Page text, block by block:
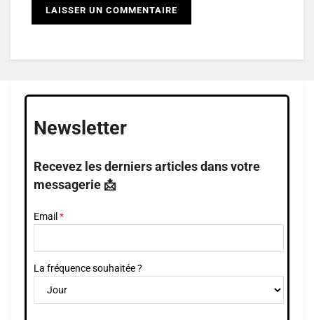
Newsletter
Recevez les derniers articles dans votre
messagerie 📩
Email
La fréquence souhaitée ?